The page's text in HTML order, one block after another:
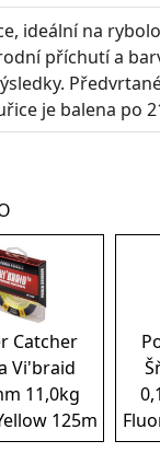
ideální na
příchutí a
je balena po
Catcher
Vi'braid
11,0kg
125m